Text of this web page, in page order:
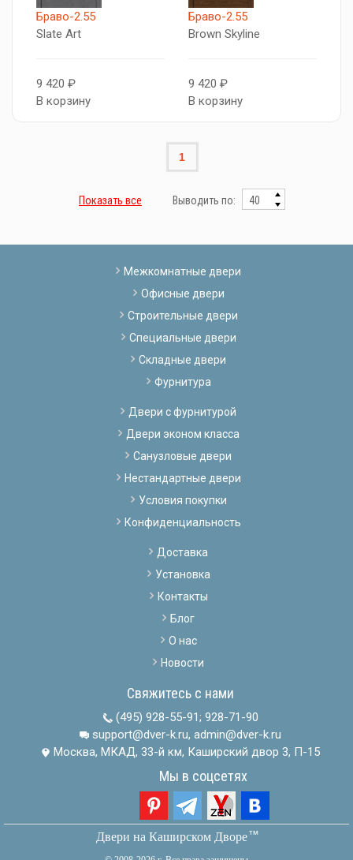
Браво-2.55
Slate Art
9 420 ₽
В корзину
Браво-2.55
Brown Skyline
9 420 ₽
В корзину
1
Показать все Выводить по:
Межкомнатные двери
Офисные двери
Строительные двери
Специальные двери
Складные двери
Фурнитура
Двери с фурнитурой
Двери эконом класса
Санузловые двери
Нестандартные двери
Условия покупки
Конфиденциальность
Доставка
Установка
Контакты
Блог
О нас
Новости
Свяжитесь с нами
(495) 928-55-91; 928-71-90
support@dver-k.ru, admin@dver-k.ru
Москва, МКАД, 33-й км, Каширский двор 3, П-15
Мы в соцсетях
Двери на Каширском Дворетм